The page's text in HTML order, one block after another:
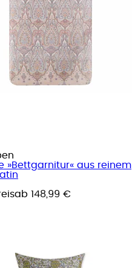
»Bettgarnitur« aus reinem
ab 148,99 €